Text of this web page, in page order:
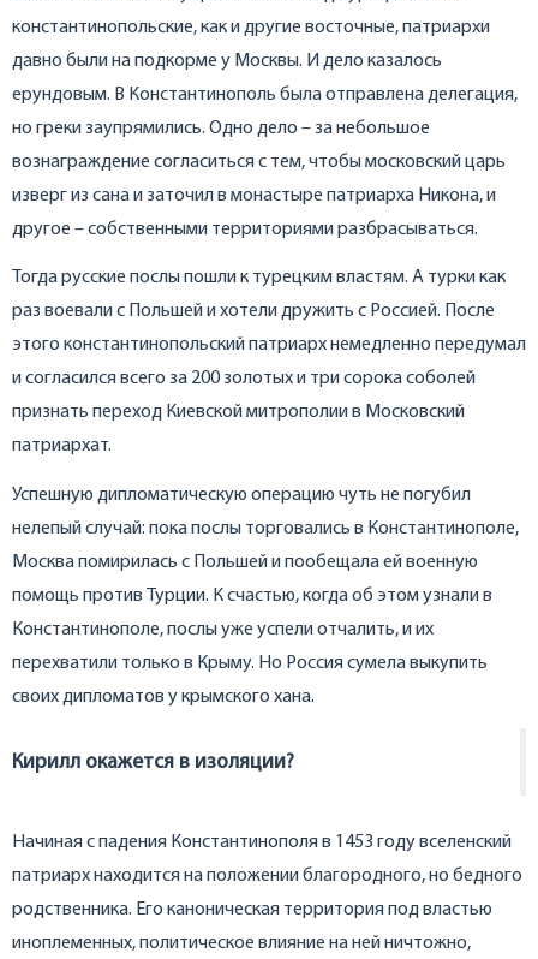
константинопольские, как и другие восточные, патриархи
давно были на подкорме у Москвы. И дело казалось
ерундовым. В Константинополь была отправлена делегация,
но греки заупрямились. Одно дело – за небольшое
вознаграждение согласиться с тем, чтобы московский царь
изверг из сана и заточил в монастыре патриарха Никона, и
другое – собственными территориями разбрасываться.
Тогда русские послы пошли к турецким властям. А турки как
раз воевали с Польшей и хотели дружить с Россией. После
этого константинопольский патриарх немедленно передумал
и согласился всего за 200 золотых и три сорока соболей
признать переход Киевской митрополии в Московский
патриархат.
Успешную дипломатическую операцию чуть не погубил
нелепый случай: пока послы торговались в Константинополе,
Москва помирилась с Польшей и пообещала ей военную
помощь против Турции. К счастью, когда об этом узнали в
Константинополе, послы уже успели отчалить, и их
перехватили только в Крыму. Но Россия сумела выкупить
своих дипломатов у крымского хана.
Кирилл окажется в изоляции?
Начиная с падения Константинополя в 1453 году вселенский
патриарх находится на положении благородного, но бедного
родственника. Его каноническая территория под властью
иноплеменных, политическое влияние на ней ничтожно,